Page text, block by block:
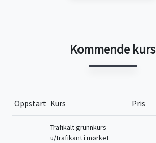
Kommende kurs
Oppstart Kurs Pris
Trafikalt grunnkurs
u/trafikant i mørket